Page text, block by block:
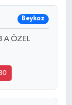
Beykoz
A ÖZEL